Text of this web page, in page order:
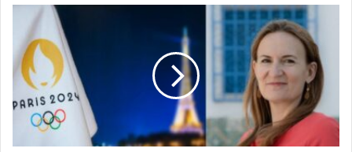
Droits
des
Femmes
2024:
Anne
Guéguen,
accueille
nombreux
partenaires
de